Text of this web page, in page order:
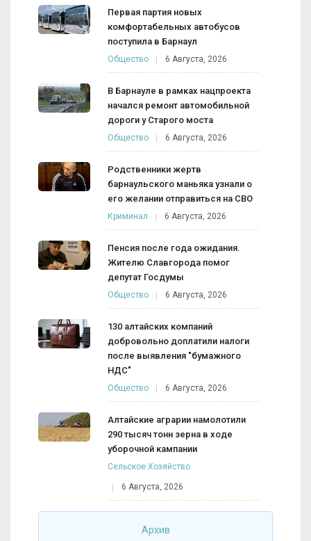
Первая партия новых
комфортабельных автобусов
поступила в Барнаул
Общество 6 Августа, 2026
В Барнауле в рамках нацпроекта
начался ремонт автомобильной
дороги у Старого моста
Общество 6 Августа, 2026
Родственники жертв
барнаульского маньяка узнали о
его желании отправиться на СВО
Криминал 6 Августа, 2026
Пенсия после года ожидания.
Жителю Славгорода помог
депутат Госдумы
Общество 6 Августа, 2026
130 алтайских компаний
добровольно доплатили налоги
после выявления "бумажного
НДС"
Общество 6 Августа, 2026
Алтайские аграрии намолотили
290 тысяч тонн зерна в ходе
уборочной кампании
Сельское Хозяйство
6 Августа, 2026
Архив